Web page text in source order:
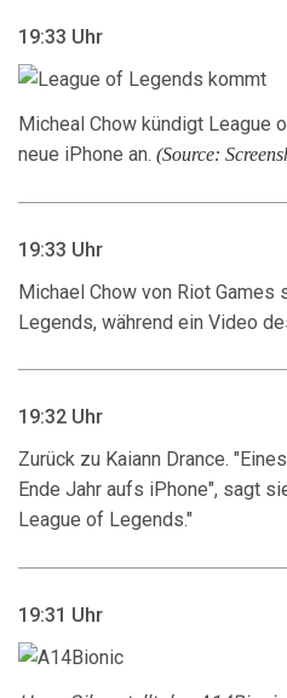
19:33 Uhr
Micheal Chow kündigt League
neue iPhone an. (Source:
19:33 Uhr
Michael Chow von Riot Games
Legends, während ein Video
19:32 Uhr
Zurück zu Kaiann Drance.
Ende Jahr aufs iPhone", sagt
League of Legends."
19:31 Uhr